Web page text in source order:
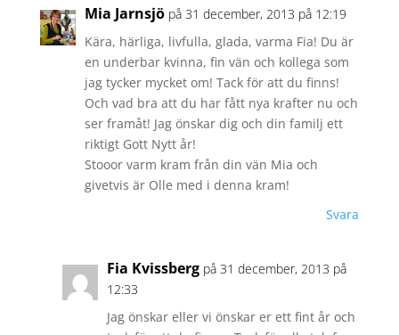
Mia Jarnsjö på 31 december, 2013 på 12:19
Kära, härliga, livfulla, glada, varma Fia! Du är
en underbar kvinna, fin vän och kollega som
jag tycker mycket om! Tack för att du finns!
Och vad bra att du har fått nya krafter nu och
ser framåt! Jag önskar dig och din familj ett
riktigt Gott Nytt år!
Stooor varm kram från din vän Mia och
givetvis är Olle med i denna kram!
Svara
Fia Kvissberg på 31 december, 2013 på
12:33
Jag önskar eller vi önskar er ett fint år och